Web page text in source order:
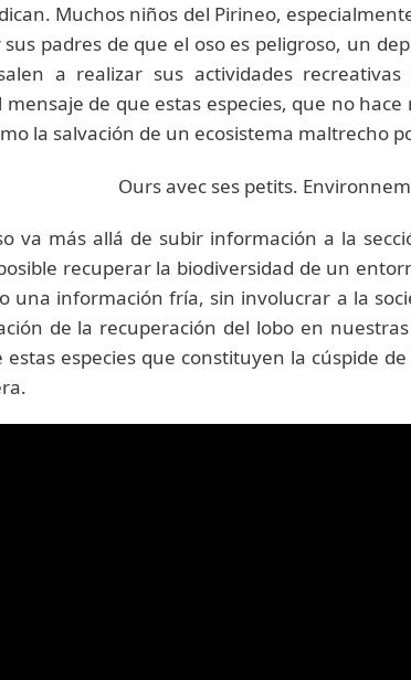
Muchos niños del Pirineo,
padres de que el oso es peligroso, un
a realizar sus actividades
de que estas especies, que no
la salvación de un ecosistema maltrecho
Ours avec ses petits.
va más allá de subir información a la
recuperar la biodiversidad de un
una información fría, sin involucrar a la
de la recuperación del lobo en
especies que constituyen la cúspide